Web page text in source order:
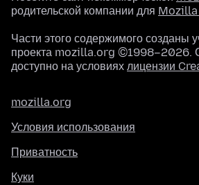
родительской компании для
Части этого содержимого созданы
проекта mozilla.org ©1998–2026.
доступно на условиях лицензии
mozilla.org
Условия использования
Приватность
Куки